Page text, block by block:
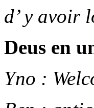
d’ y avoir
Deus en
Yno :